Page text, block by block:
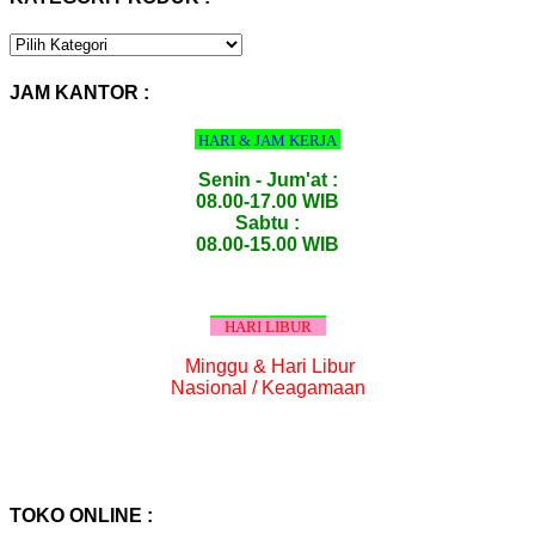
KATEGORI
JAM KANTOR :
HARI & JAM KERJA
Senin - Jum'at :
08.00-17.00 WIB
Sabtu :
08.00-15.00 WIB
HARI LIBUR
Minggu & Hari Libur
Nasional / Keagamaan
TOKO ONLINE :